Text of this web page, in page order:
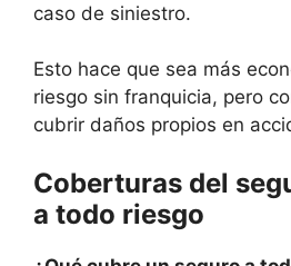
caso de siniestro.
Esto hace que sea más
riesgo sin franquicia, pero
cubrir daños propios en
Coberturas del
a todo riesgo